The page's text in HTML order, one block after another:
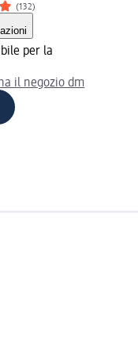
(132)
per la
il negozio dm